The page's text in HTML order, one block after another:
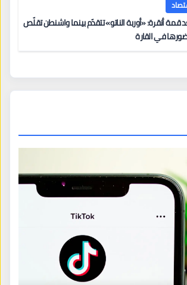
قمة أنقرة: «أوربة الناتو» تتقدّم بينما واشنطن تقلّص
في القارة